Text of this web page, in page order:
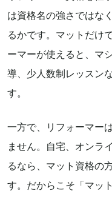
は資格名の強さではな
るかです。マットだけ
ーマーが使えると、マ
導、少人数制レッスン
す。
一方で、リフォーマー
ません。自宅、オンラ
るなら、マット資格の
す。だからこそ「マッ